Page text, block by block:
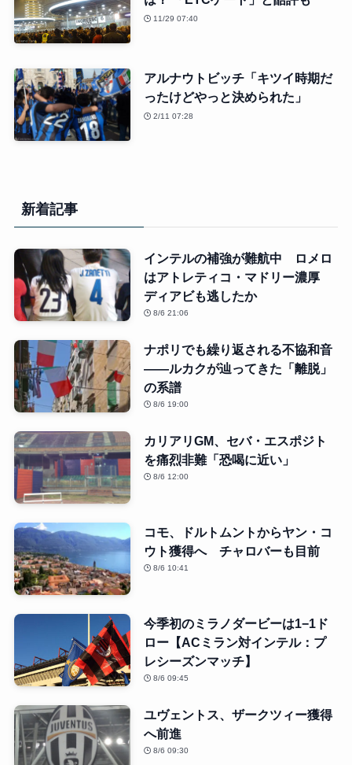
11/29 07:40
アルナウトビッチ「キツイ時期だ
ったけどやっと決められた」
2/11 07:28
新着記事
インテルの補強が難航中 ロメロ
はアトレティコ・マドリー濃厚
ディアビも逃したか
8/6 21:06
ナポリでも繰り返される不協和音
――ルカクが辿ってきた「離脱」
の系譜
8/6 19:00
カリアリGM、セバ・エスポジト
を痛烈非難「恐喝に近い」
8/6 12:00
コモ、ドルトムントからヤン・コ
ウト獲得へ チャロバーも目前
8/6 10:41
今季初のミラノダービーは1−1ド
ロー【ACミラン対インテル：プ
レシーズンマッチ】
8/6 09:45
ユヴェントス、ザークツィー獲得
へ前進
8/6 09:30